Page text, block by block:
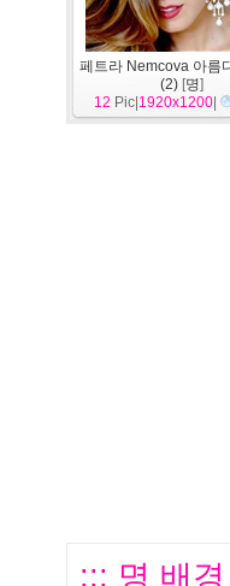
페트라 Nemcova 아름
(2) [명]
12 Pic| 1920x1200
::: 명 배